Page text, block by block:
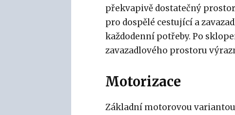
překvapivě dostatečný
pro dospělé cestující a
každodenní potřeby. Po
zavazadlového prostoru
Motorizace
Základní motorovou